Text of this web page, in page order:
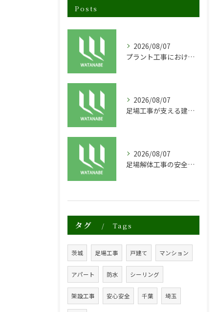
Posts
2026/08/07
プラント工事における足場工事の安全対策と施工の重要性
2026/08/07
足場工事が支える建物の長寿命化と外装塗装の重要性
2026/08/07
足場解体工事の安全性と効率化のポイント
タグ Tags
茨城 足場工事 戸建て マンション
アパート 防水 シーリング
架設工事 安心安全 千葉 埼玉